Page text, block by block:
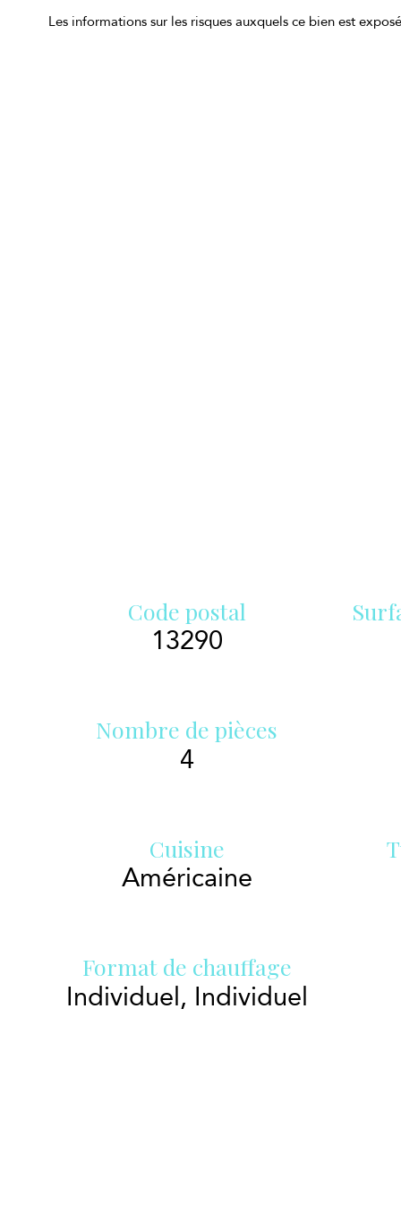
Les informations sur les risques auxquels ce bien est
Code postal
13290
Nombre de pièces
4
Cuisine
Américaine
Format de chauffage
Individuel, Individuel